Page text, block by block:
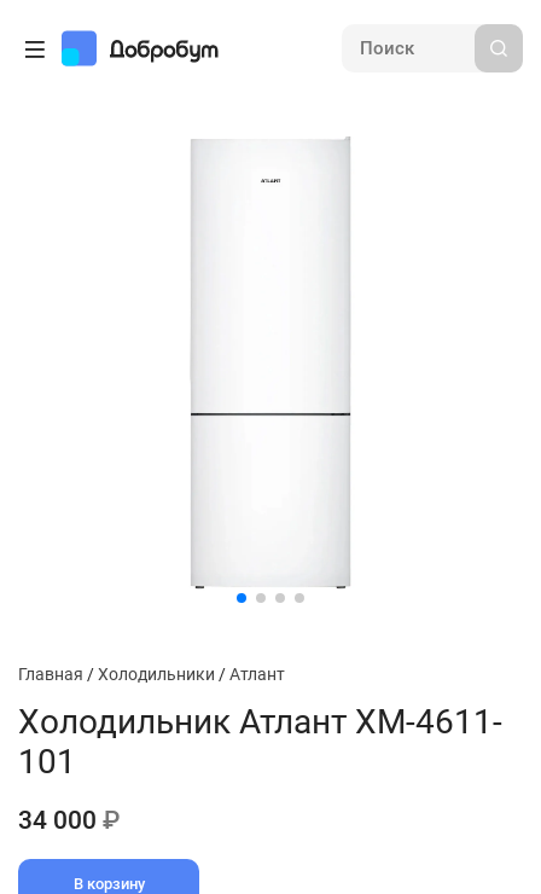
Главная /Холодильники /Атлант
Холодильник Атлант ХМ-4611-
101
34 000 ₽
В корзину